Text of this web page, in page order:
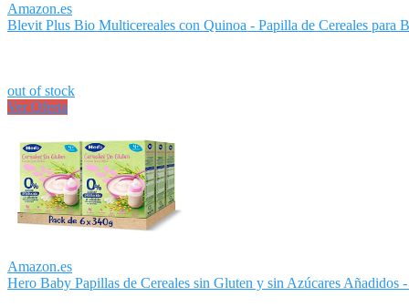
Amazon.es
Blevit Plus Bio Multicereales con Quinoa - Papilla de Cereales para
out of stock
Ver Oferta
Amazon.es
Hero Baby Papillas de Cereales sin Gluten y sin Azúcares Añadidos -